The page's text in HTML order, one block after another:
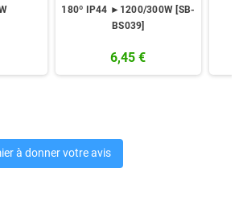
180º IP44 ►1200/300W [SB-
BS039]
6,45 €
à donner votre avis